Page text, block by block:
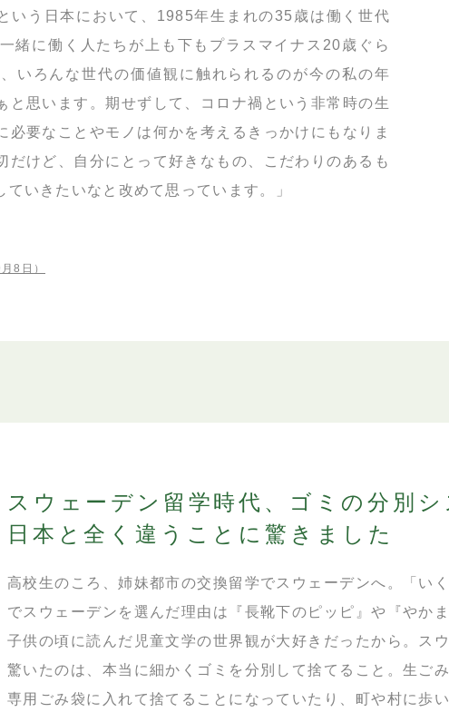
いう日本において、1985年生まれの35歳は働く世代
緒に働く人たちが上も下もプラスマイナス20歳ぐら
いろんな世代の価値観に触れられるのが今の私の年
と思います。期せずして、コロナ禍という非常時の生
必要なことやモノは何かを考えるきっかけにもなりま
だけど、自分にとって好きなもの、こだわりのあるも
いきたいなと改めて思っています。」
8日）
スウェーデン留学時代、ゴミの分別
日本と全く違うことに驚きました
高校生のころ、姉妹都市の交換留学でスウェーデンへ。「い
でスウェーデンを選んだ理由は『長靴下のピッピ』や『やか
子供の頃に読んだ児童文学の世界観が大好きだったから。ス
驚いたのは、本当に細かくゴミを分別して捨てること。生ご
専用ごみ袋に入れて捨てることになっていたり、町や村に歩